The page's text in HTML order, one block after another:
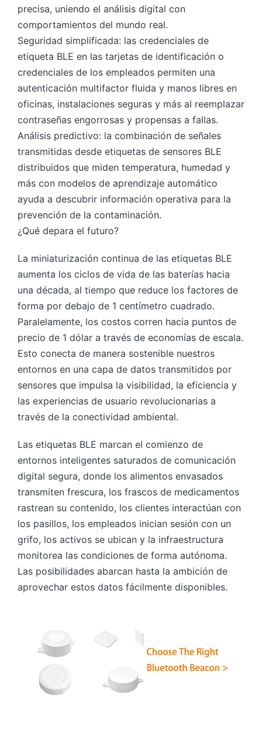
precisa, uniendo el análisis digital con
comportamientos del mundo real.
Seguridad simplificada: las credenciales de
etiqueta BLE en las tarjetas de identificación o
credenciales de los empleados permiten una
autenticación multifactor fluida y manos libres en
oficinas, instalaciones seguras y más al reemplazar
contraseñas engorrosas y propensas a fallas.
Análisis predictivo: la combinación de señales
transmitidas desde etiquetas de sensores BLE
distribuidos que miden temperatura, humedad y
más con modelos de aprendizaje automático
ayuda a descubrir información operativa para la
prevención de la contaminación.
¿Qué depara el futuro?
La miniaturización continua de las etiquetas BLE
aumenta los ciclos de vida de las baterías hacia
una década, al tiempo que reduce los factores de
forma por debajo de 1 centímetro cuadrado.
Paralelamente, los costos corren hacia puntos de
precio de 1 dólar a través de economías de escala.
Esto conecta de manera sostenible nuestros
entornos en una capa de datos transmitidos por
sensores que impulsa la visibilidad, la eficiencia y
las experiencias de usuario revolucionarias a
través de la conectividad ambiental.
Las etiquetas BLE marcan el comienzo de
entornos inteligentes saturados de comunicación
digital segura, donde los alimentos envasados
transmiten frescura, los frascos de medicamentos
rastrean su contenido, los clientes interactúan con
los pasillos, los empleados inician sesión con un
grifo, los activos se ubican y la infraestructura
monitorea las condiciones de forma autónoma.
Las posibilidades abarcan hasta la ambición de
aprovechar estos datos fácilmente disponibles.